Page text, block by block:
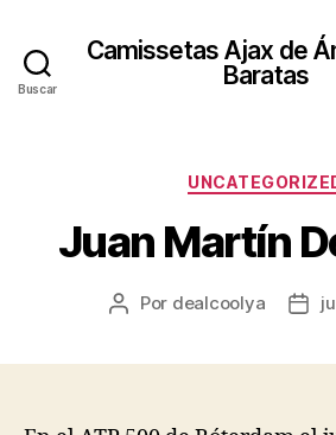
Buscar
Camissetas Ajax de
Baratas
Juan Martín
Autor
Por dealcoolya